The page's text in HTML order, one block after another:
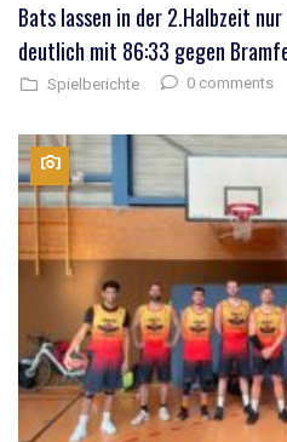
Bats lassen in der 2.Halbzeit
deutlich mit 86:33 gegen
Spielberichte 0 comments